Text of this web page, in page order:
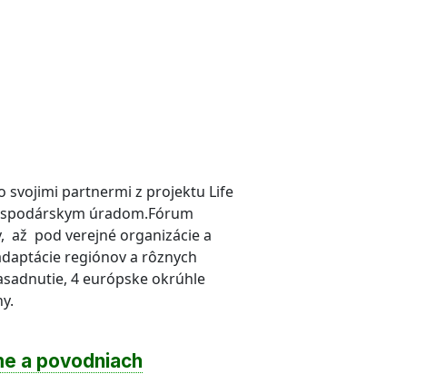
svojimi partnermi z projektu Life
úradom.Fórum
až pod verejné organizácie a
regiónov a rôznych
4 európske okrúhle
a povodniach